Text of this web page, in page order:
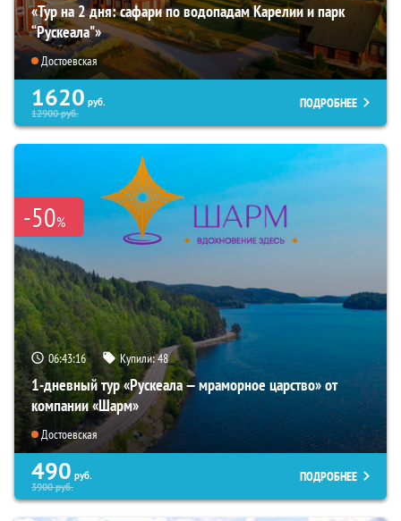
«Тур на 2 дня: сафари по водопадам Карелии и парк
“Рускеала"»
Достоевская
1620 руб.
12900руб.
ПОДРОБНЕЕ
-50%
06:43:15 Купили:48
1-дневный тур «Рускеала — мраморное царство» от
компании «Шарм»
Достоевская
490 руб.
3900руб.
ПОДРОБНЕЕ